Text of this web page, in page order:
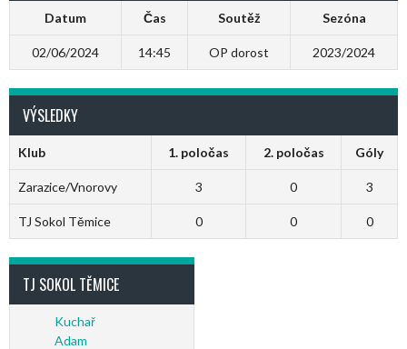
Datum Čas Soutěž Sezóna
02/06/2024 14:45 OP dorost 2023/2024
VÝSLEDKY
Klub 1. poločas 2. poločas Góly
Zarazice/Vnorovy 3 0 3
TJ Sokol Těmice 0 0 0
TJ SOKOL TĚMICE
Kuchař
Adam